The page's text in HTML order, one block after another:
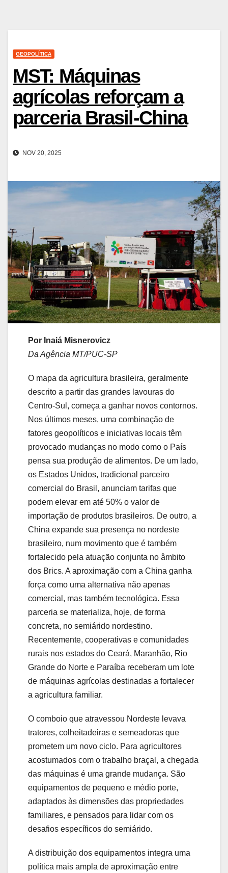
GEOPOLÍTICA
MST: Máquinas
agrícolas reforçam a
parceria Brasil-China
NOV 20, 2025
Por Inaiá Misnerovicz
Da Agência MT/PUC-SP
O mapa da agricultura brasileira, geralmente
descrito a partir das grandes lavouras do
Centro-Sul, começa a ganhar novos contornos.
Nos últimos meses, uma combinação de
fatores geopolíticos e iniciativas locais têm
provocado mudanças no modo como o País
pensa sua produção de alimentos. De um lado,
os Estados Unidos, tradicional parceiro
comercial do Brasil, anunciam tarifas que
podem elevar em até 50% o valor de
importação de produtos brasileiros. De outro, a
China expande sua presença no nordeste
brasileiro, num movimento que é também
fortalecido pela atuação conjunta no âmbito
dos Brics. A aproximação com a China ganha
força como uma alternativa não apenas
comercial, mas também tecnológica. Essa
parceria se materializa, hoje, de forma
concreta, no semiárido nordestino.
Recentemente, cooperativas e comunidades
rurais nos estados do Ceará, Maranhão, Rio
Grande do Norte e Paraíba receberam um lote
de máquinas agrícolas destinadas a fortalecer
a agricultura familiar.
O comboio que atravessou Nordeste levava
tratores, colheitadeiras e semeadoras que
prometem um novo ciclo. Para agricultores
acostumados com o trabalho braçal, a chegada
das máquinas é uma grande mudança. São
equipamentos de pequeno e médio porte,
adaptados às dimensões das propriedades
familiares, e pensados para lidar com os
desafios específicos do semiárido.
A distribuição dos equipamentos integra uma
política mais ampla de aproximação entre